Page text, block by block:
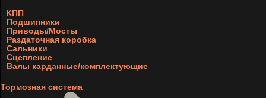
КПП
Подшипники
Приводы/Мосты
Раздаточная коробка
Сальники
Сцепление
Валы карданные/комплектующие
Тормозная система